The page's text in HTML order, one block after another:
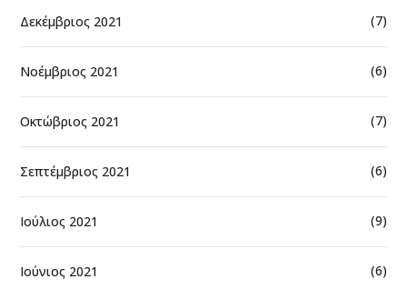
Δεκέμβριος 2021 (7)
Νοέμβριος 2021 (6)
Οκτώβριος 2021 (7)
Σεπτέμβριος 2021 (6)
Ιούλιος 2021 (9)
Ιούνιος 2021 (6)